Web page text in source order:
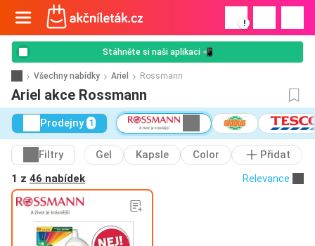
!
Stáhněte si naši aplikaci 📲
Všechny nabídky Ariel Rossmann
Ariel akce Rossmann
Prodejny 1
Filtry Gel Kapsle Color
Přidat
1 z 46 nabídek Relevance